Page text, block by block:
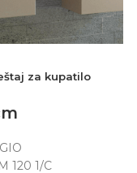
za kupatilo
120 1/C